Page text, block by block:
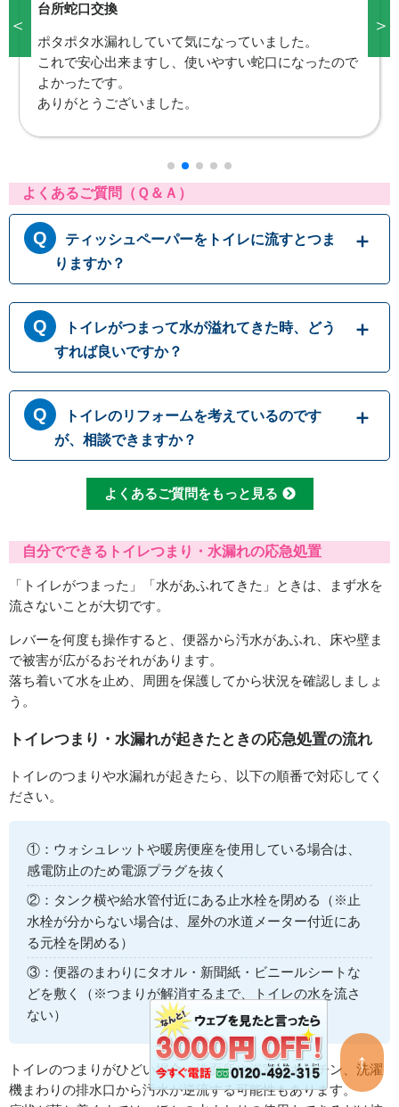
台所蛇口交換
台所が使えなくて困っていました。これで洗い物も出
来ますし、本当に助かりました。
また何かありましたら宜しくお願いします。
＜ ＞
よくあるご質問（Ｑ＆Ａ）
ティッシュペーパーをトイレに流すとつま
りますか？
トイレットペーパーはトイレに流す前提に作ら
れておりますが、ティッシュペーパーは繊維の
結びつきが強くほどけにくいため、トイレに流
すと排水パイプ内でつまることがありますの
で、決して流さないでください。トイレットペ
ーパーも、一度に大量に流すとつまりの原因に
なるため、こまめに流したりウォシュレットを
りを予防することができます
トイレがつまって水が溢れてきた時、どう
すれば良いですか？
トイレにつまりが起きて水が流れて行かない時
には、無理に水を流すと溢れてしまう可能性が
あります。 原因として一番多いのは便器内で
のつまりですが、排管自体がつまっていたりト
イレの劣化によって引き起こされる場合もござ
います。どこでつまっているか原因をしっかり
トイレのリフォームを考えているのです
が、相談できますか？
もちろんです。水道職人では水漏れ・つまり修
理だけでなくトイレ交換やリフォームなど、幅
て使用可能な便器の種類も変わってまいります
ので、しっかりとした現場確認で最適なご提案
をさせて頂きます。
よくあるご質問をもっと見る
自分でできるトイレつまり・水漏れの応急処置
「トイレがつまった」「水があふれてきた」ときは、まず水を
流さないことが大切です。
レバーを何度も操作すると、便器から汚水があふれ、床や壁ま
で被害が広がるおそれがあります。
落ち着いて水を止め、周囲を保護してから状況を確認しましょ
う。
トイレつまり・水漏れが起きたときの応急処置の流れ
トイレのつまりや水漏れが起きたら、以下の順番で対応してく
ださい。
①：ウォシュレットや暖房便座を使用している場合は、
感電防止のため電源プラグを抜く
②：タンク横や給水管付近にある止水栓を閉める（※止
水栓が分からない場合は、屋外の水道メーター付近にあ
る元栓を閉める）
③：便器のまわりにタオル・新聞紙・ビニールシートな
どを敷く（※つまりが解消するまで、トイレの水を流さ
ない）
トイレのつまりがひどい場合、洗面所や浴室、キッチン、洗濯
機まわりの排水口から汚水が逆流する可能性もあります。
↑